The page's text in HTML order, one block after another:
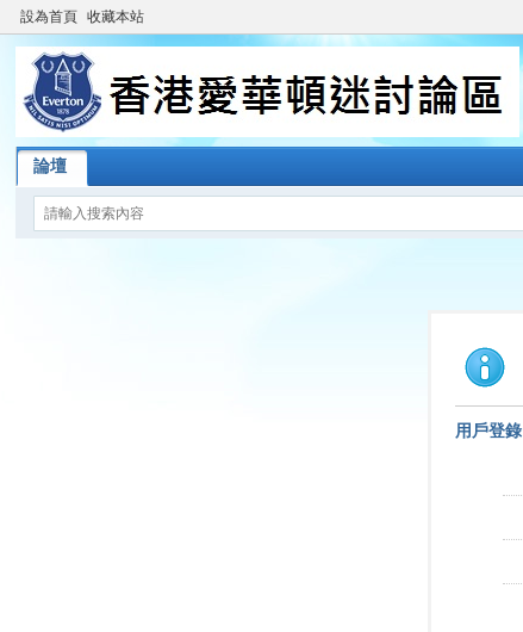
設為首頁 收藏本站
論壇
用戶登錄